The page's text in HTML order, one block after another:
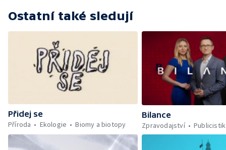
Ostatní také sledují
Přidej se
Příroda
Ekologie Biomy a biotopy
Bilance
Zpravodajství